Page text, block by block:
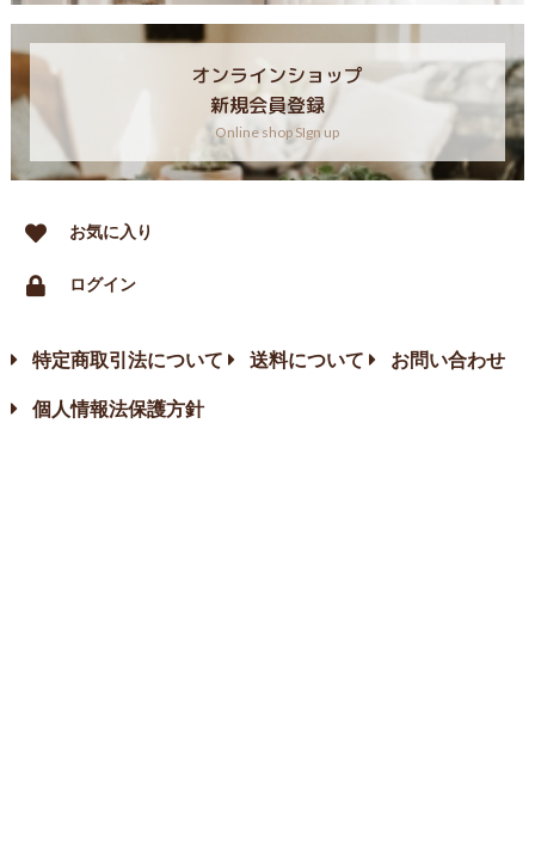
オンラインショップ
新規会員登録
Online shop SIgn up
お気に入り
ログイン
特定商取引法について 送料について お問い合わせ
個人情報法保護方針